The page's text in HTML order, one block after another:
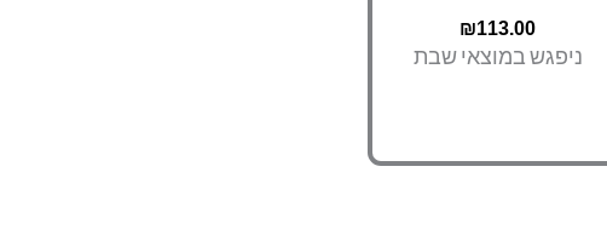
₪113.00
ניפגש במוצאי שבת